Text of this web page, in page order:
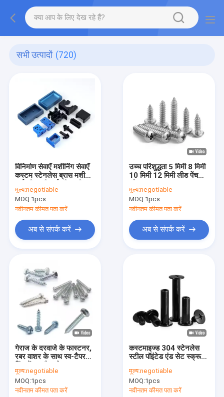
सभी उत्पादों (720)
विनिर्माण सेवाएँ मशीनिंग सेवाएँ
कस्टम स्टेनलेस ब्रास मशीनिंग
मशीनिंग सेंटर सेवा चीन थोक
सीएनसी पार्ट्स मशीनिंग सेवाएँ
मूल्य:negotiable
MOQ:1pcs
नवीनतम कीमत पता करें
अब से संपर्क करें
उच्च परिशुद्धता 5 मिमी 8 मिमी
10 मिमी 12 मिमी लीड पेंच
T12 स्टेनलेस स्टील
ट्रेपेज़ॉइडल पेंच पीतल नट के
साथ लीड पेंच
मूल्य:negotiable
MOQ:1pcs
नवीनतम कीमत पता करें
अब से संपर्क करें
गेराज के दरवाजे के फास्टनर,
रबर वाशर के साथ स्व-टैपर
मूल्य:negotiable
MOQ:1pcs
नवीनतम कीमत पता करें
कस्टमाइज्ड 304 स्टेनलेस
स्टील पॉइंटेड एंड सेट स्क्रू
DIN914 कोन पॉइंट ग्रब
स्क्रू हेडलेस हेक्स सॉकेट
स्क्रू
मूल्य:negotiable
MOQ:1pcs
नवीनतम कीमत पता करें